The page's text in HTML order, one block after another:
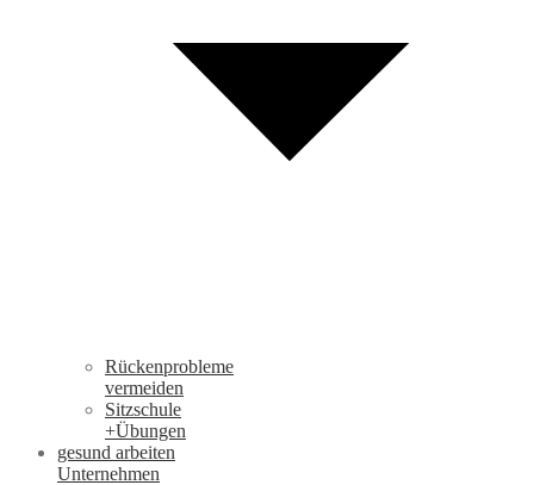
Rückenprobleme
vermeiden
Sitzschule
+Übungen
gesund arbeiten
Unternehmen